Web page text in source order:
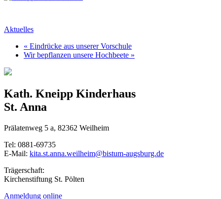
Aktuelles
« Eindrücke aus unserer Vorschule
Wir bepflanzen unsere Hochbeete »
Kath. Kneipp Kinderhaus
St. Anna
Prälatenweg 5 a, 82362 Weilheim
Tel: 0881-69735
E-Mail: kita.st.anna.weilheim@bistum-augsburg.de
Trägerschaft:
Kirchenstiftung St. Pölten
Anmeldung online